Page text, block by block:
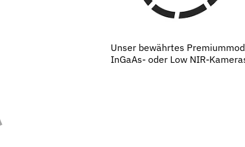
Unser bewährtes
InGaAs- oder Low NIR-